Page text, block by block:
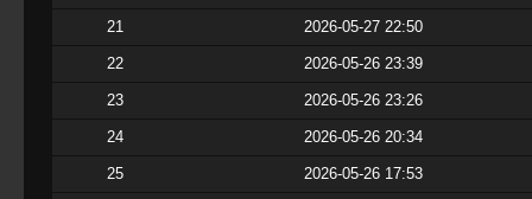
21 2026-05-27 22:50
22 2026-05-26 23:39
23 2026-05-26 23:26
24 2026-05-26 20:34
25 2026-05-26 17:53